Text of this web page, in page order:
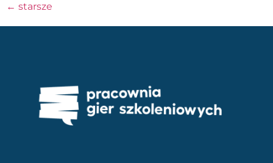
← starsze